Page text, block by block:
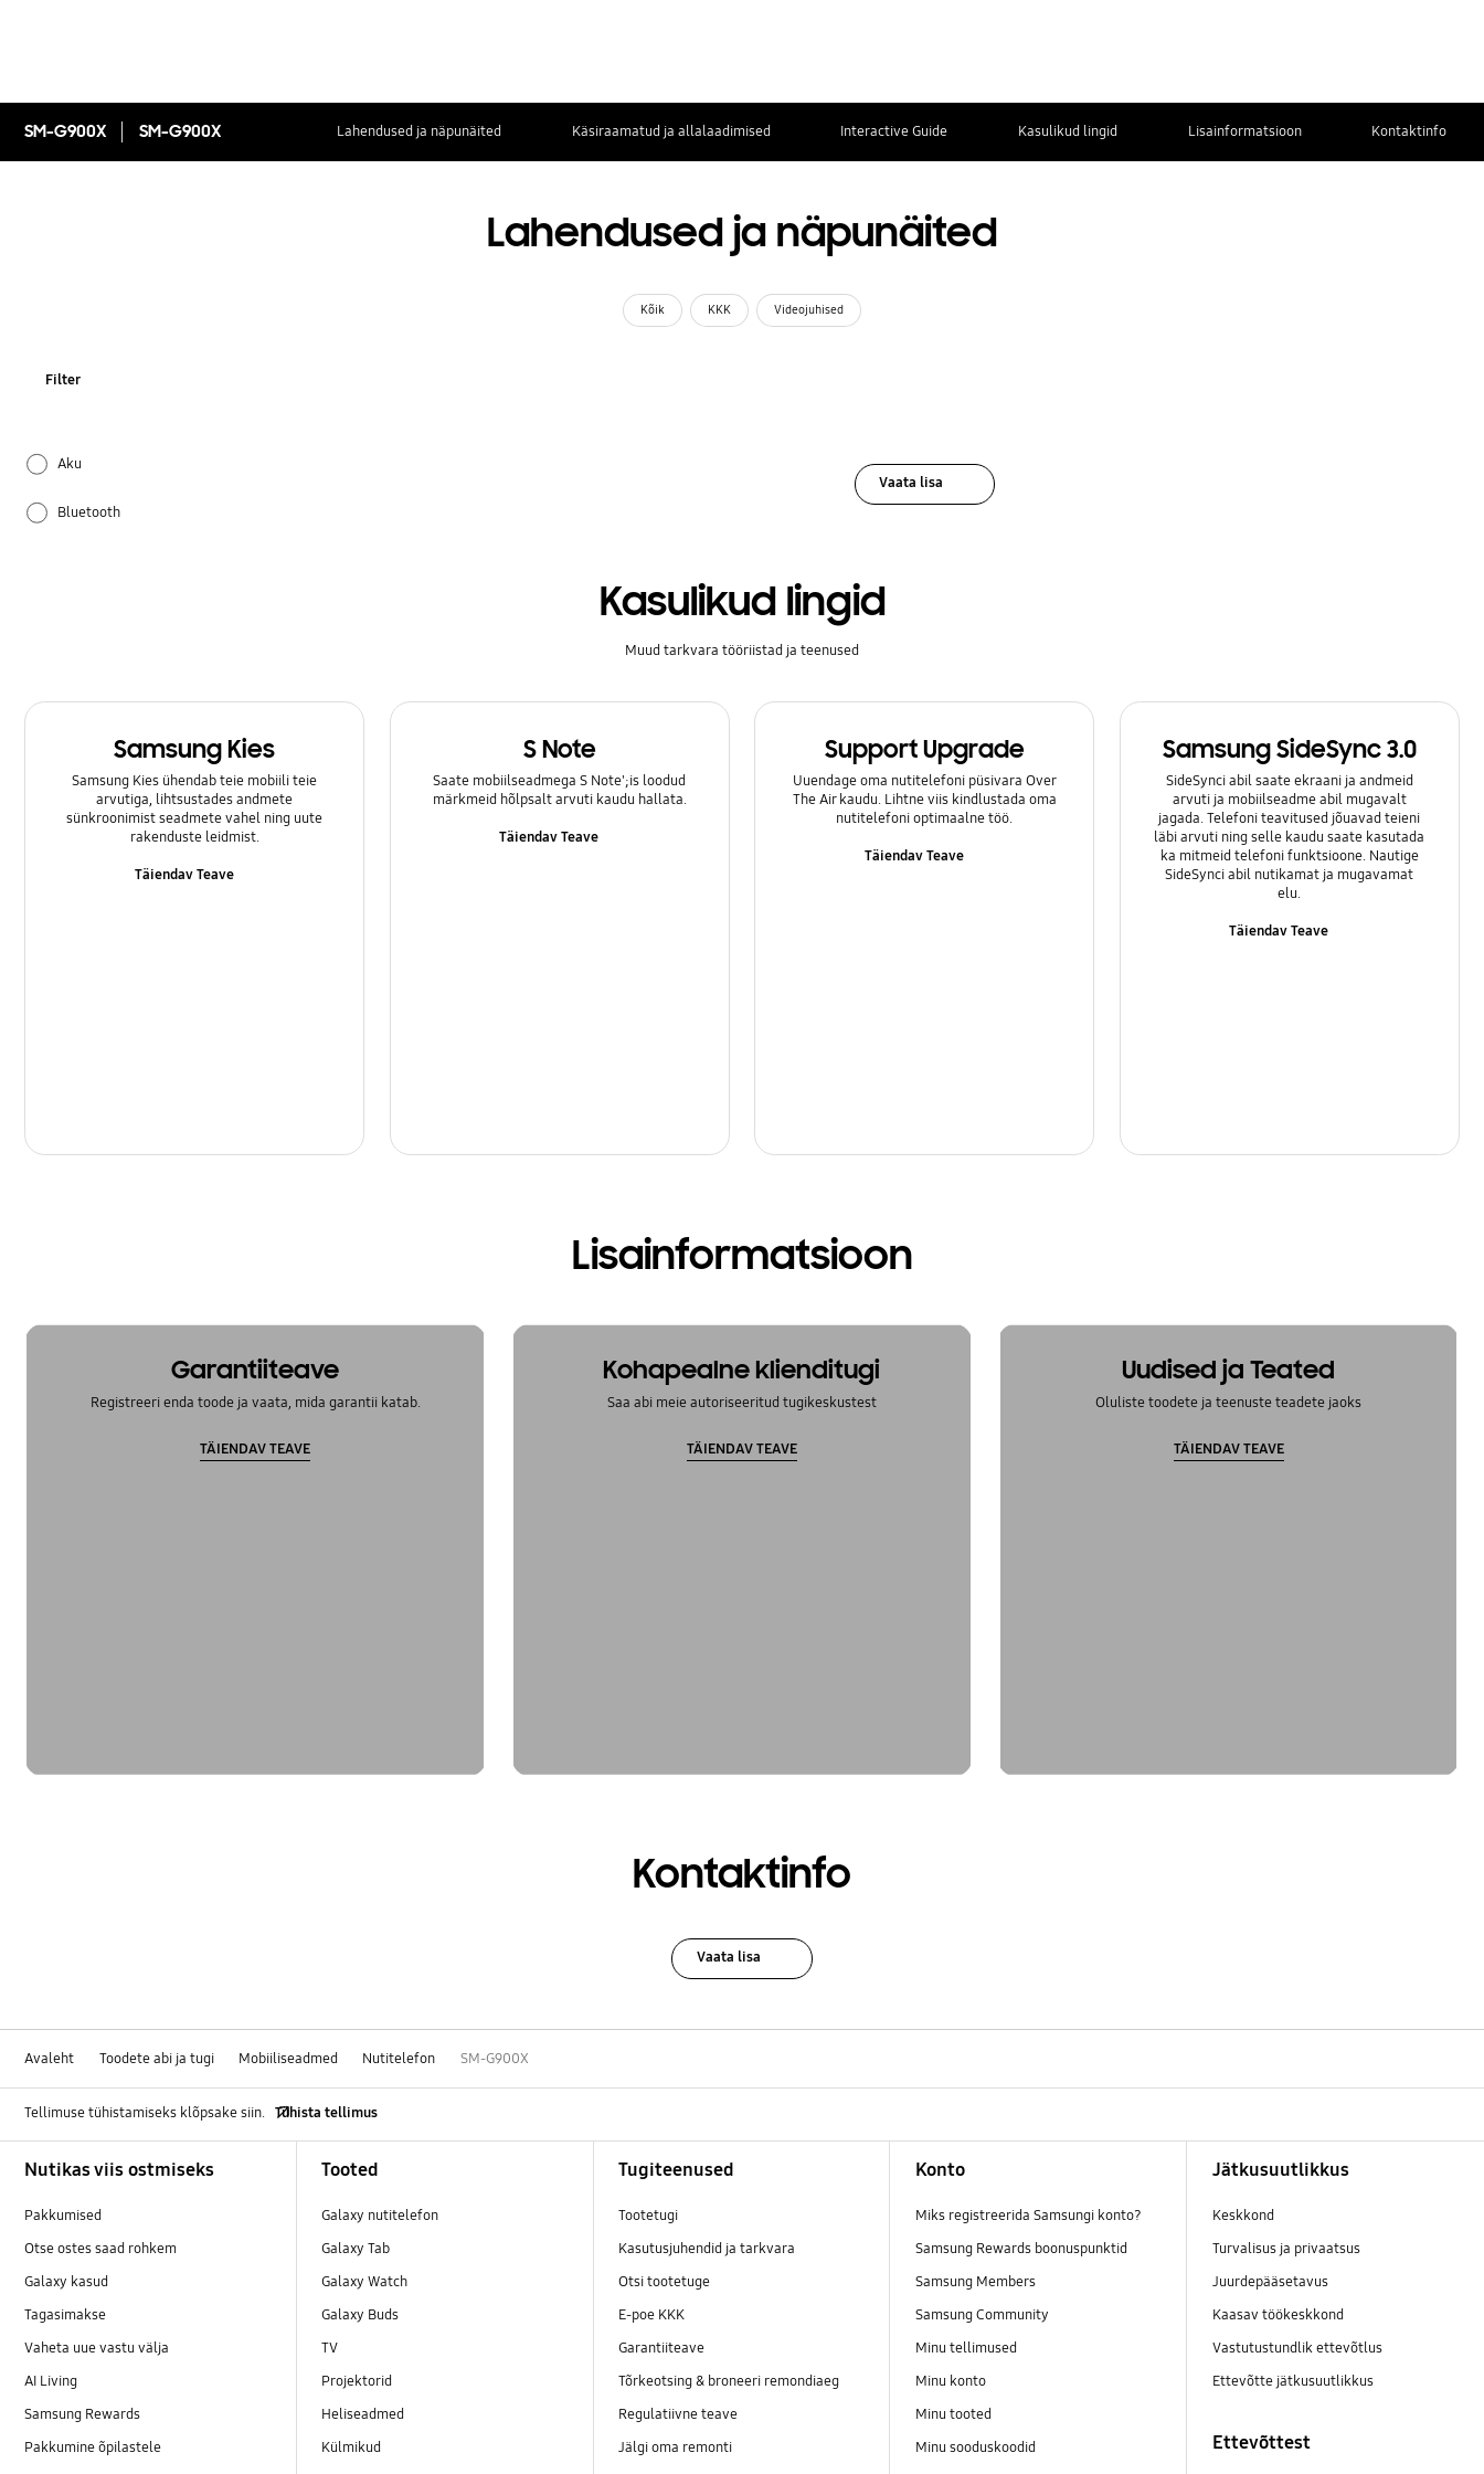
SM-G900X SM-G900X Lahendused ja näpunäited Käsiraamatud ja allalaadimised Interactive Guide Kasulikud lingid Lisainformatsioon Kontaktinfo
Lahendused ja näpunäited
Kõik KKK Videojuhised
Filter
Aku
Bluetooth
Kõned & Kontaktid
Multimeedia
Vaata lisa
Kasulikud lingid
Muud tarkvara tööriistad ja teenused
Samsung Kies
Samsung Kies ühendab teie mobiili teie
arvutiga, lihtsustades andmete
sünkroonimist seadmete vahel ning uute
rakenduste leidmist.
Täiendav Teave
S Note
Saate mobiilseadmega S Note';is loodud
märkmeid hõlpsalt arvuti kaudu hallata.
Täiendav Teave
Support Upgrade
Uuendage oma nutitelefoni püsivara Over
The Air kaudu. Lihtne viis kindlustada oma
nutitelefoni optimaalne töö.
Täiendav Teave
Samsung SideSync 3.0
SideSynci abil saate ekraani ja andmeid
arvuti ja mobiilseadme abil mugavalt
jagada. Telefoni teavitused jõuavad teieni
läbi arvuti ning selle kaudu saate kasutada
ka mitmeid telefoni funktsioone. Nautige
SideSynci abil nutikamat ja mugavamat
elu.
Täiendav Teave
Lisainformatsioon
Garantiiteave
Registreeri enda toode ja vaata, mida garantii katab.
TÄIENDAV TEAVE
Kohapealne klienditugi
Saa abi meie autoriseeritud tugikeskustest
TÄIENDAV TEAVE
Uudised ja Teated
Oluliste toodete ja teenuste teadete jaoks
TÄIENDAV TEAVE
Kontaktinfo
Vaata lisa
Avaleht Toodete abi ja tugi Mobiiliseadmed Nutitelefon SM-G900X
Tellimuse tühistamiseks klõpsake siin. Tühista tellimus
Nutikas viis ostmiseks
Pakkumised
Otse ostes saad rohkem
Galaxy kasud
Tagasimakse
Vaheta uue vastu välja
AI Living
Samsung Rewards
Pakkumine õpilastele
Tooted
Galaxy nutitelefon
Galaxy Tab
Galaxy Watch
Galaxy Buds
TV
Projektorid
Heliseadmed
Külmikud
Tugiteenused
Tootetugi
Kasutusjuhendid ja tarkvara
Otsi tootetuge
E-poe KKK
Garantiiteave
Tõrkeotsing & broneeri remondiaeg
Regulatiivne teave
Jälgi oma remonti
Konto
Miks registreerida Samsungi konto?
Samsung Rewards boonuspunktid
Samsung Members
Samsung Community
Minu tellimused
Minu konto
Minu tooted
Minu sooduskoodid
Jätkusuutlikkus
Keskkond
Turvalisus ja privaatsus
Juurdepääsetavus
Kaasav töökeskkond
Vastutustundlik ettevõtlus
Ettevõtte jätkusuutlikkus
Ettevõttest